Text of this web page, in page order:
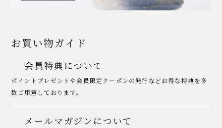
お買い物ガイド
会員特典について
ポイントプレゼントや会員限定クーポンの発行などお得な特典を多
数ご用意しております。
メールマガジンについて